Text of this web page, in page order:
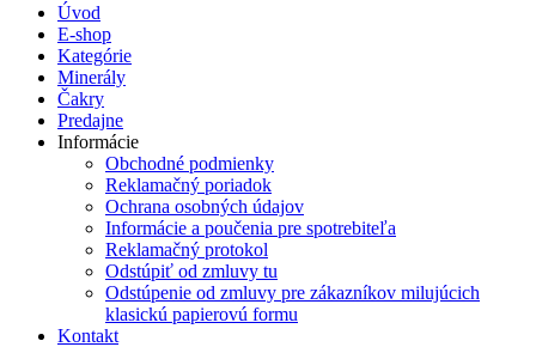
Úvod
E-shop
Kategórie
Minerály
Čakry
Predajne
Informácie
Obchodné podmienky
Reklamačný poriadok
Ochrana osobných údajov
Informácie a poučenia pre spotrebiteľa
Reklamačný protokol
Odstúpiť od zmluvy tu
Odstúpenie od zmluvy pre zákazníkov milujúcich
klasickú papierovú formu
Kontakt